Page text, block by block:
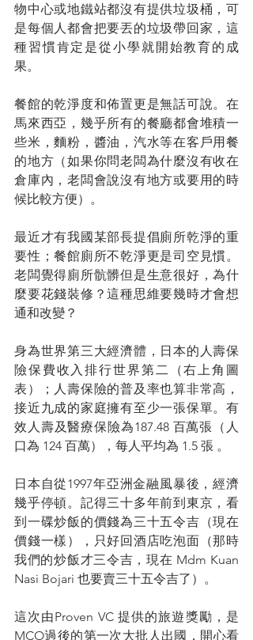
物中心或地鐵站都沒有提供垃圾桶，可
是每個人都會把要丟的垃圾帶回家，這
種習慣肯定是從小學就開始教育的成
果。
餐館的乾淨度和佈置更是無話可說。在
馬來西亞，幾乎所有的餐廳都會堆積一
些米，麵粉，醬油，汽水等在客戶用餐
的地方（如果你問老闆為什麼沒有收在
倉庫內，老闆會說沒有地方或要用的時
候比較方便）。
最近才有我國某部長提倡廁所乾淨的重
要性；餐館廁所不乾淨更是司空見慣。
老闆覺得廁所骯髒但是生意很好，為什
麼要花錢裝修？這種思維要幾時才會想
通和改變？
身為世界第三大經濟體，日本的人壽保
險保費收入排行世界第二（右上角圖
表）；人壽保險的普及率也算非常高，
接近九成的家庭擁有至少一張保單。有
效人壽及醫療保險為187.48 百萬張（人
口為 124 百萬），每人平均為 1.5 張 。
日本自從1997年亞洲金融風暴後，經濟
幾乎停頓。記得三十多年前到東京，看
到一碟炒飯的價錢為三十五令吉（現在
價錢一樣），只好回酒店吃泡面（那時
我們的炒飯才三令吉，現在 Mdm Kuan
Nasi Bojari 也要賣三十五令吉了）。
這次由Proven VC 提供的旅遊獎勵，是
MCO過後的第一次大批人出國，開心看